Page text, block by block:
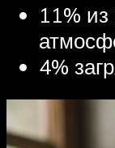
11%
4%